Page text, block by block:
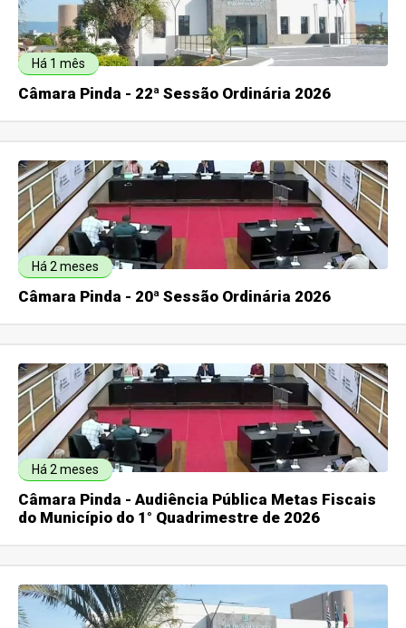
Há 1 mês
Câmara Pinda - 22ª Sessão Ordinária 2026
Há 2 meses
Câmara Pinda - 20ª Sessão Ordinária 2026
Há 2 meses
Câmara Pinda - Audiência Pública Metas Fiscais
do Município do 1° Quadrimestre de 2026